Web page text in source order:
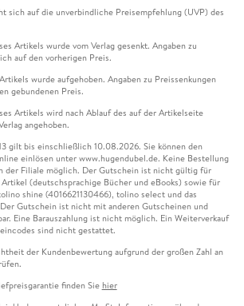
sich auf die unverbindliche Preisempfehlung (UVP) des
Artikels wurde vom Verlag gesenkt. Angaben zu
auf den vorherigen Preis.
wurde aufgehoben. Angaben zu Preissenkungen
gebundenen Preis.
Artikels wird nach Ablauf des auf der Artikelseite
angehoben.
gilt bis einschließlich 10.08.2026. Sie können den
einlösen unter www.hugendubel.de. Keine Bestellung
der Filiale möglich. Der Gutschein ist nicht gültig für
(deutschsprachige Bücher und eBooks) sowie für
shine (4016621130466), tolino select und das
Gutschein ist nicht mit anderen Gutscheinen und
Eine Barauszahlung ist nicht möglich. Ein Weiterverkauf
sind nicht gestattet.
der Kundenbewertung aufgrund der großen Zahl an
finden Sie hier